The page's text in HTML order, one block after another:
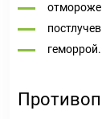
геморрой.